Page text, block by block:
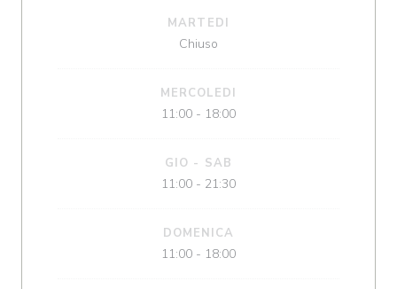
MARTEDI
Chiuso
MERCOLEDI
11:00 - 18:00
GIO - SAB
11:00 - 21:30
DOMENICA
11:00 - 18:00